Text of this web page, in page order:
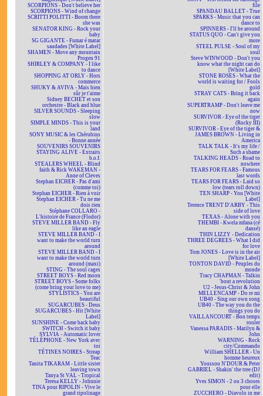
SCORPIONS - Don't believe her
SCORPIONS - Wind of change
SCRITTI POLITTI - Boom there
she was
SENATOR KING - Rock your
baby
SG GIGANTE - Fumar é matar
saudades [White Label]
SHAMEN - Move any mountain
Progen 91
SHIRLEY & COMPANY - I like
to dance
SHOPPING AT ORLY - Hors
commerce
SHUKY & AVIVA - Mais bien
sûr je t'aime
Sidney BECHET et son
orchestre - Black and blue
SILVER SOUNDS - Sleeping
slow
SIMPLE MINDS - This is your
land
SONY MUSIC & les Chérubins
- Bonne année
SOUVENIRS SOUVENIRS
STAYING ALIVE - Extraits
b.o.f.
STEALERS WHEEL - Blind
faith & Rick WAKEMAN -
Anne of Cleves
Stephan EICHER - Pas d'ami
(comme toi)
Stephan EICHER - Rien à voir
Stephan EICHER - Tu ne me
dois rien
Stéphane COLLARO -
L'histoire de France (Flodor)
STEVE MILLER BAND - Fly
like an eagle
STEVE MILLER BAND - I
want to make the world turn
around
STEVE MILLER BAND - I
want to make the world turn
around (maxi)
STING - The soul cages
STREET BOYS - Red moon
STREET BOYS - Some folks
(come bring your love to me)
STYLISTICS - You are
beautiful
SUGARCUBES - Deus
SUGARCUBES - Hit [White
Label]
SUNSHINE - Come back baby
SWITCH - Switch it baby
SYLVIA - Automatic lover
TÉLÉPHONE - New York avec
toi
TÉTINES NOIRES - Streap
Teac
Tanita TIKARAM - Little sister
leaving town
Tanya St VAL - Tropical
Teresa KELLY - Johnnie
TINA pour RIPOLIN - Vive le
grand ripolinage
file
SPANDAU BALLET - True
SPARKS - Music that you can
dance to
SPINNERS - I'll be around
STATUS QUO - Can't give you
more
STEEL PULSE - Soul of my
soul
Steve WINWOOD - Don't you
know what the night can do
[White Label]
STONE ROSES - What the
world is waiting for / Fools
gold
STRAY CATS - Bring it back
again
SUPERTRAMP - Don't leave me
now
SURVIVOR - Eye of the tiger
(Rocky III)
SURVIVOR - Eye of the tiger &
JAMES BROWN - Living in
America
TALK TALK - It's my life /
Such a shame
TALKING HEADS - Road to
nowhere
TEARS FOR FEARS - Famous
last words
TEARS FOR FEARS - Laid so
low (tears roll down)
TEN SHARP - You [White
Label]
Terence TRENT D'ARBY - This
side of love
TEXAS - Alone with you
THEMBI - Kwela mfana (cé
dansé)
THIN LIZZY - Dedication
THREE DEGREES - What I did
for love
Tom JONES - Love is in the air
[White Label]
TONTON DAVID - Peuples du
monde
Tracy CHAPMAN - Talkin
'bout a revolution
U2 - Jesus-Christ & John
MELLENCAMP - Do re mi
UB40 - Sing our own song
UB40 - The way you do the
things you do
VAILLANCOURT - Bon temps
rouler
Vanessa PARADIS - Marilyn &
John
WARNING - Rock
city/Commando
William SHELLER - Un
homme heureux
Youssou N'DOUR & Peter
GABRIEL - Shakin' the tree (DJ
edit)
Yves SIMON - 2 ou 3 choses
pour elle
ZUCCHERO - Diavolo in me